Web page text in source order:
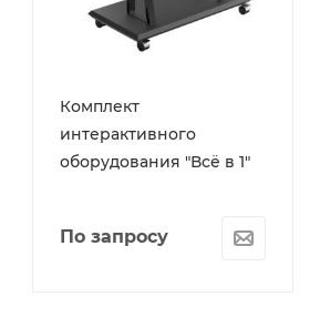
Комплект
интерактивного
оборудования "Всё в 1"
По запросу